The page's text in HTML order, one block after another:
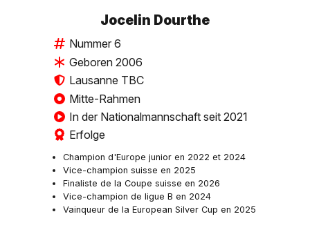
Jocelin Dourthe
Nummer 6
Geboren 2006
Lausanne TBC
Mitte-Rahmen
In der Nationalmannschaft seit 2021
Erfolge
Champion d'Europe junior en 2022 et 2024
Vice-champion suisse en 2025
Finaliste de la Coupe suisse en 2026
Vice-champion de ligue B en 2024
Vainqueur de la European Silver Cup en 2025